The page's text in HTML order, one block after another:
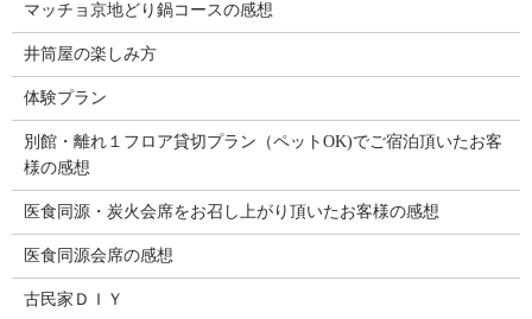
マッチョ京地どり鍋コースの感想
井筒屋の楽しみ方
体験プラン
別館・離れ１フロア貸切プラン（ペットOK)でご宿泊頂いたお客
様の感想
医食同源・炭火会席をお召し上がり頂いたお客様の感想
医食同源会席の感想
古民家ＤＩＹ